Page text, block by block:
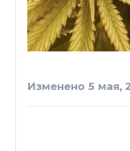
Изменено 5 мая,